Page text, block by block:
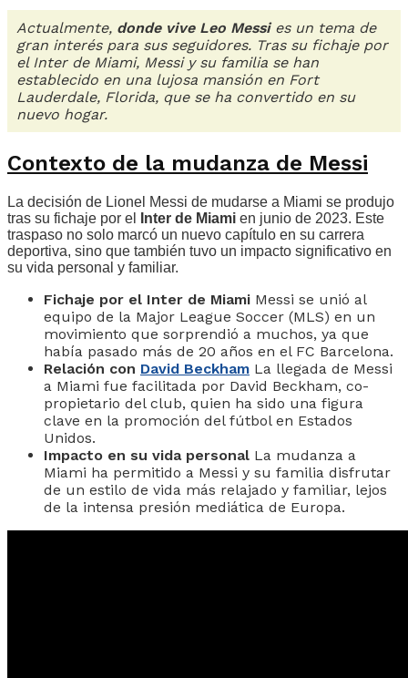
Actualmente, donde vive Leo Messies un tema de
gran interés para sus seguidores. Tras su fichaje por
el Inter de Miami, Messi y su familia se han
establecido en una lujosa mansión en Fort
Lauderdale, Florida, que se ha convertido en su
nuevo hogar.
Contexto de la mudanza de Messi
La decisión de Lionel Messi de mudarse a Miami se produjo
tras su fichaje por el
Inter de Miami en junio de 2023. Este
traspaso no solo marcó un nuevo capítulo en su carrera
deportiva, sino que también tuvo un impacto significativo en
su vida personal y familiar.
Fichaje por el Inter de Miami Messi se unió al
equipo de la Major League Soccer (MLS) en un
movimiento que sorprendió a muchos, ya que
había pasado más de 20 años en el FC Barcelona.
Relación con David Beckham La llegada de Messi
a Miami fue facilitada por David Beckham, co-
propietario del club, quien ha sido una figura
clave en la promoción del fútbol en Estados
Unidos.
Impacto en su vida personal La mudanza a
Miami ha permitido a Messi y su familia disfrutar
de un estilo de vida más relajado y familiar, lejos
de la intensa presión mediática de Europa.